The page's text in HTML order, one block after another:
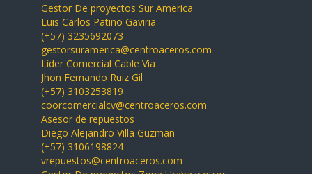
Gestor De proyectos Sur America
Luis Carlos Patiño Gaviria
(+57) 3235692073
gestorsuramerica@centroaceros.com
Líder Comercial Cable Via
Jhon Fernando Ruiz Gil
(+57) 3103253819
coorcomercialcv@centroaceros.com
Asesor de repuestos
Diego Alejandro Villa Guzman
(+57) 3106198824
vrepuestos@centroaceros.com